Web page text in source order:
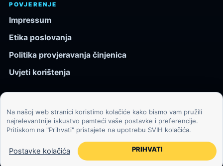
POVJERENJE
Impressum
Etika poslovanja
Politika provjeravanja činjenica
Uvjeti korištenja
© 2026 Kozmos.hr. Sva prava pridržana.
Svemir, znanost, tehnologija i velike ideje za znatiželjne
čitatelje.
Na našoj web stranici koristimo kolačiće kako bismo vam pružili
najrelevantnije iskustvo pamteći vaše postavke i preferencije.
Pritiskom na "Prihvati" pristajete na upotrebu SVIH kolačića.
Postavke kolačića PRIHVATI